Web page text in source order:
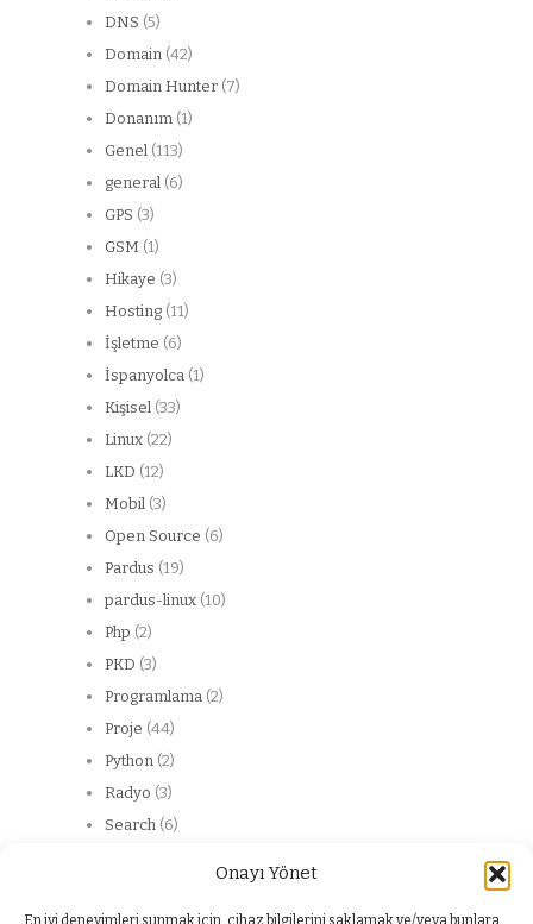
Onayı Yönet
En iyi deneyimleri sunmak için, cihaz bilgilerini saklamak ve/veya bunlara
DNS (5)
Domain (42)
Domain Hunter (7)
Donanım (1)
Genel (113)
general (6)
GPS (3)
GSM (1)
Hikaye (3)
Hosting (11)
İşletme (6)
İspanyolca (1)
Kişisel (33)
Linux (22)
LKD (12)
Mobil (3)
Open Source (6)
Pardus (19)
pardus-linux (10)
Php (2)
PKD (3)
Programlama (2)
Proje (44)
Python (2)
Radyo (3)
Search (6)